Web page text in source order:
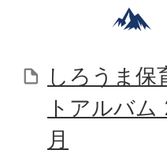
しろうま保
トアルバム
月